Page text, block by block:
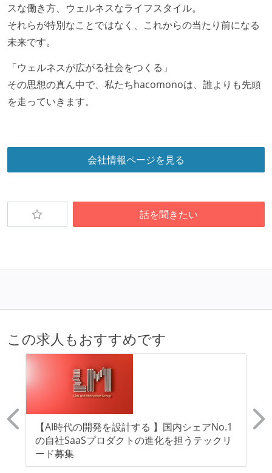
スな働き方、ウェルネスなライフスタイル。
それらが特別なことではなく、これからの当たり前になる
未来です。
「ウェルネスが広がる社会をつくる」
その思想の真ん中で、私たちhacomonoは、誰よりも先頭
を走っていきます。
会社情報ページを見る
話を聞きたい
この求人もおすすめです
【AI時代の開発を設計する 】国内シェアNo.1
の自社SaaSプロダクトの進化を担うテックリ
ード募集